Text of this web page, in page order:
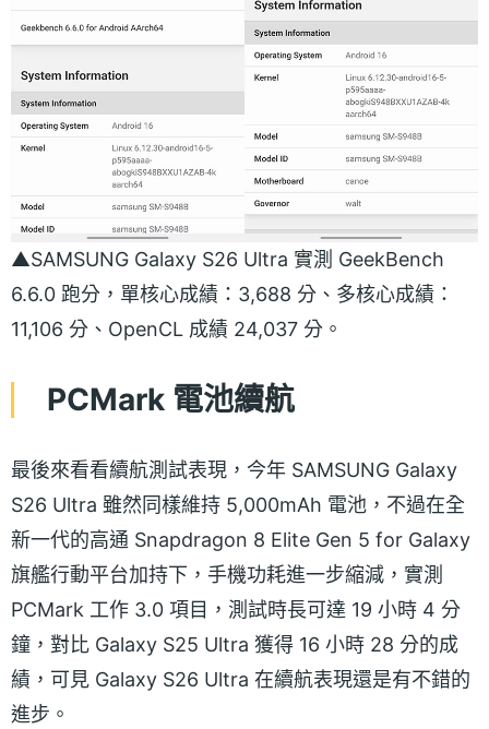
▲SAMSUNG Galaxy S26 Ultra 實測 GeekBench
6.6.0 跑分，單核心成績：3,688 分、多核心成績：
11,106 分、OpenCL 成績 24,037 分。
PCMark 電池續航
最後來看看續航測試表現，今年 SAMSUNG Galaxy
S26 Ultra 雖然同樣維持 5,000mAh 電池，不過在全
新一代的高通 Snapdragon 8 Elite Gen 5 for Galaxy
旗艦行動平台加持下，手機功耗進一步縮減，實測
PCMark 工作 3.0 項目，測試時長可達 19 小時 4 分
鐘，對比 Galaxy S25 Ultra 獲得 16 小時 28 分的成
績，可見 Galaxy S26 Ultra 在續航表現還是有不錯的
進步。